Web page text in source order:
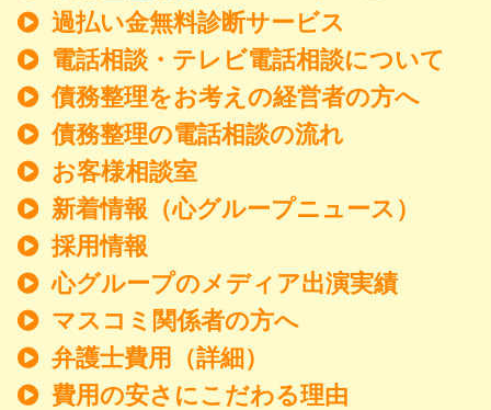
過払い金無料診断サービス
電話相談・テレビ電話相談について
債務整理をお考えの経営者の方へ
債務整理の電話相談の流れ
お客様相談室
新着情報 （心グループニュース）
採用情報
心グループのメディア出演実績
マスコミ関係者の方へ
弁護士費用（詳細）
費用の安さにこだわる理由